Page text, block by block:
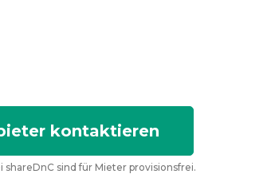
kontaktieren
shareDnC sind für Mieter provisionsfrei.